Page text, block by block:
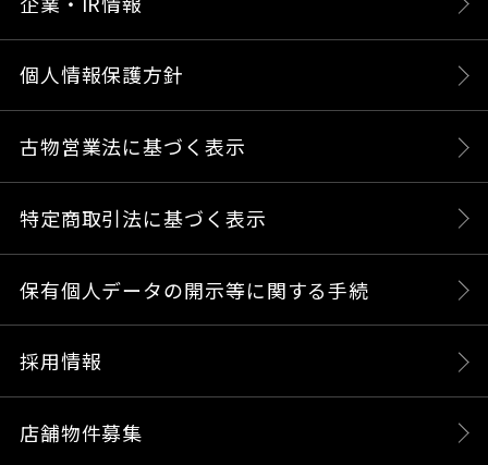
個人情報保護方針
古物営業法に基づく表示
特定商取引法に基づく表示
保有個人データの開示等に関する手続
採用情報
店舗物件募集